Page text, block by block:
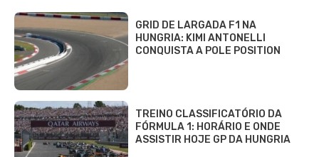
GRID DE LARGADA F1 NA
HUNGRIA: KIMI ANTONELLI
CONQUISTA A POLE POSITION
TREINO CLASSIFICATÓRIO DA
FÓRMULA 1: HORÁRIO E ONDE
ASSISTIR HOJE GP DA HUNGRIA